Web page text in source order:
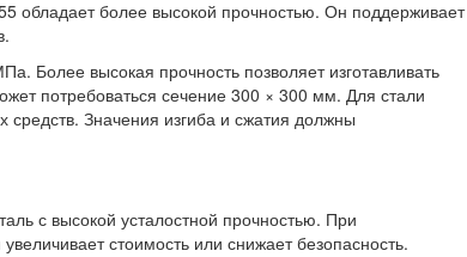
обладает более высокой прочностью. Он поддерживает
Более высокая прочность позволяет изготавливать
потребоваться сечение 300 × 300 мм. Для стали
Значения изгиба и сжатия должны
с высокой усталостной прочностью. При
стоимость или снижает безопасность.